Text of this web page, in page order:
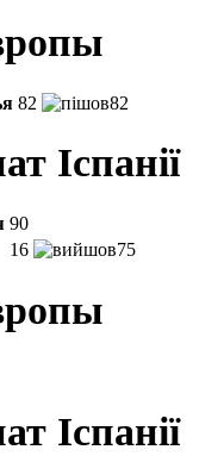
82 82
Іспанії
90
16 75
Іспанії